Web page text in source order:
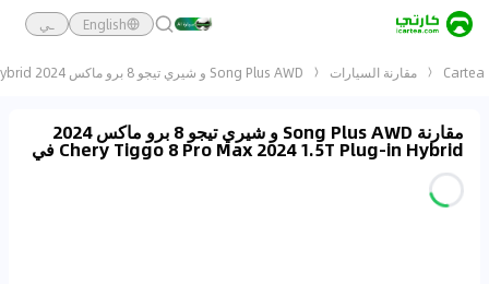
English ـي
Cartea مقارنة السيارات Song Plus AWD و شيري تيجو 8 برو ماكس 2024 Chery Tiggo 8 Pro Max 2024 1.5T Plug-In Hybrid
مقارنة Song Plus AWD و شيري تيجو 8 برو ماكس 2024
Chery Tiggo 8 Pro Max 2024 1.5T Plug-in Hybrid في